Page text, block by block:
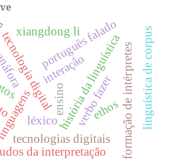
ensino
tecnologia digitalhistória da linguística
português falado
tecnologias digitais
xiangdong li
da interpretação formação de intérpretes
interação
verbo fazer
ethos
léxico linguística de corpus